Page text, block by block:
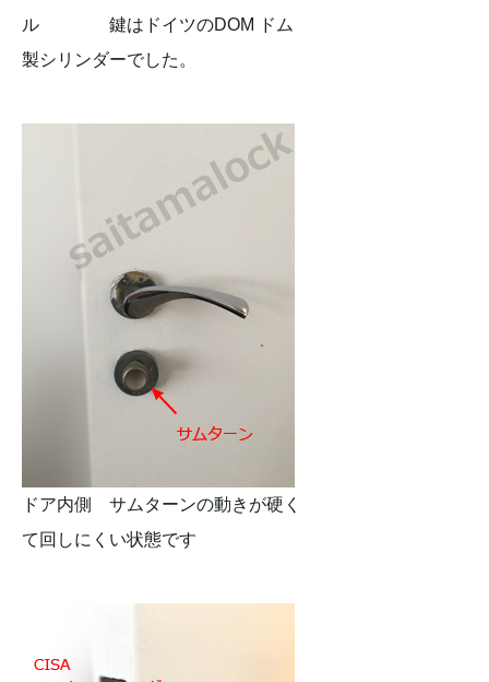
ル 鍵はドイツのDOM ドム
製シリンダーでした。
ドア内側 サムターンの動きが硬く
て回しにくい状態です